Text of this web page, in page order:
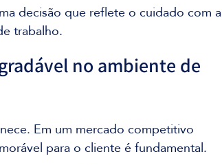
decisão que reflete o cuidado com a
trabalho.
no ambiente de
Em um mercado competitivo
para o cliente é fundamental.